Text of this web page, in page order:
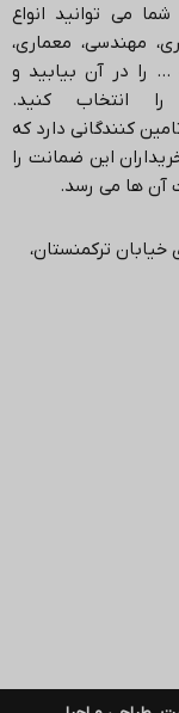
شما می توانید انواع
مهندسی، معماری،
را در آن بیابید و
انتخاب کنید.
کنندگانی دارد که
این ضمانت را
آن ها می رسد.
خیابان ترکمنستان،